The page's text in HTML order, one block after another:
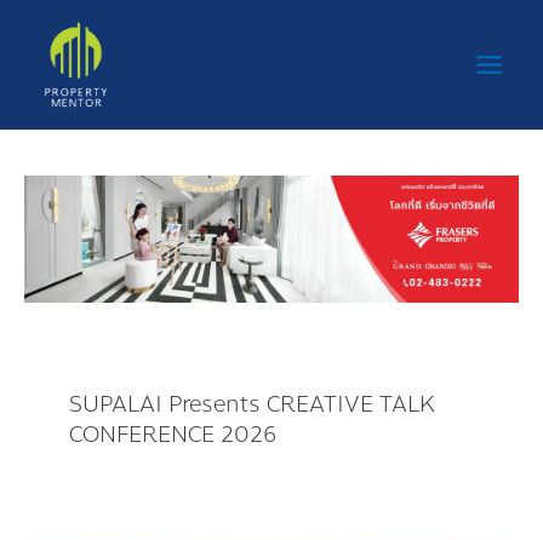
content
SUPALAI Presents CREATIVE TALK
CONFERENCE 2026